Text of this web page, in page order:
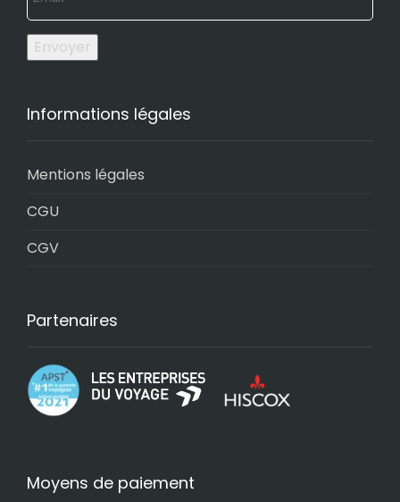
Envoyer
Informations légales
Mentions légales
CGU
CGV
Partenaires
Moyens de paiement